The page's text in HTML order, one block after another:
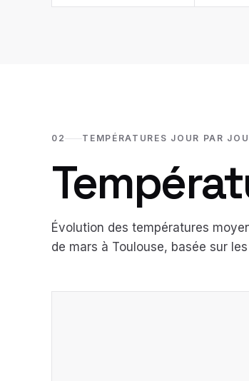
02 TEMPÉRATURES JOUR PAR
Évolution des températures
de mars à Toulouse, basée sur